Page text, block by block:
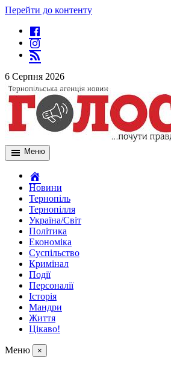
Перейти до контенту
6 Серпня 2026
Меню
Новини
Тернопіль
Тернопілля
Україна/Світ
Політика
Економіка
Суспільство
Кримінал
Події
Персоналії
Історія
Мандри
Життя
Цікаво!
Меню ×